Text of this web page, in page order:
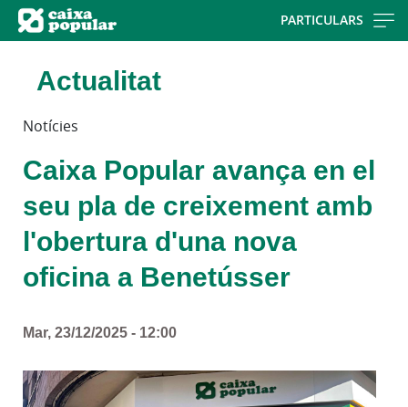
PARTICULARS
Actualitat
Notícies
Caixa Popular avança en el
seu pla de creixement amb
l'obertura d'una nova
oficina a Benetússer
Mar, 23/12/2025 - 12:00